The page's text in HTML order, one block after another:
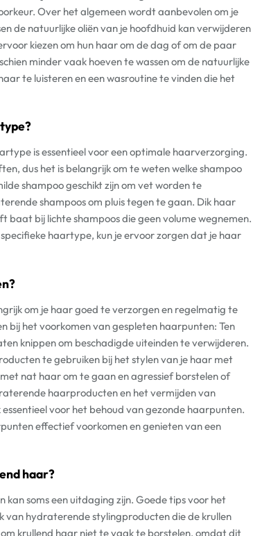
Over het algemeen wordt aanbevolen om je
de natuurlijke oliën van je hoofdhuid kan verwijderen
kiezen om hun haar om de dag of om de paar
minder vaak hoeven te wassen om de natuurlijke
te luisteren en een wasroutine te vinden die het
is essentieel voor een optimale haarverzorging.
dus het is belangrijk om te weten welke shampoo
shampoo geschikt zijn om vet worden te
shampoos om pluis tegen te gaan. Dik haar
bij lichte shampoos die geen volume wegnemen.
haartype, kun je ervoor zorgen dat je haar
om je haar goed te verzorgen en regelmatig te
bij het voorkomen van gespleten haarpunten: Ten
knippen om beschadigde uiteinden te verwijderen.
te gebruiken bij het stylen van je haar met
nat haar om te gaan en agressief borstelen of
haarproducten en het vermijden van
voor het behoud van gezonde haarpunten.
effectief voorkomen en genieten van een
haar?
soms een uitdaging zijn. Goede tips voor het
van hydraterende stylingproducten die de krullen
krullend haar niet te vaak te borstelen, omdat dit